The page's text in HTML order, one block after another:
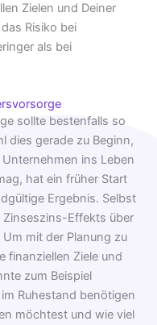
Zielen und Deiner
Risiko bei
als bei
sollte bestenfalls so
dies gerade zu Beginn,
ins Leben
hat ein früher Start
Ergebnis. Selbst
Effekts über
mit der Planung zu
finanziellen Ziele und
zum Beispiel
Ruhestand benötigen
möchtest und wie viel